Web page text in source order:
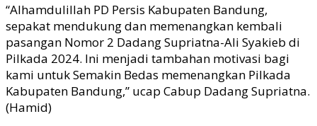
“Alhamdulillah PD Persis Kabupaten Bandung,
sepakat mendukung dan memenangkan kembali
pasangan Nomor 2 Dadang Supriatna-Ali Syakieb di
Pilkada 2024. Ini menjadi tambahan motivasi bagi
kami untuk Semakin Bedas memenangkan Pilkada
Kabupaten Bandung,” ucap Cabup Dadang Supriatna.
(Hamid)